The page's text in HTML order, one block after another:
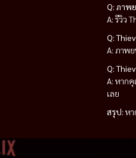
Q: ภาพ
A: รีวิว
Q:
A: ภาพ
Q:
A: หาก
เลย
สรุป: ห